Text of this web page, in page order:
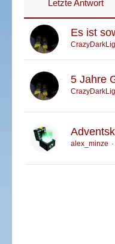
Letzte Antwort
Es ist
5 Jahre
alex_minze